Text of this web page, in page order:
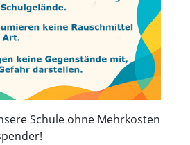
Schule ohne Mehrkosten